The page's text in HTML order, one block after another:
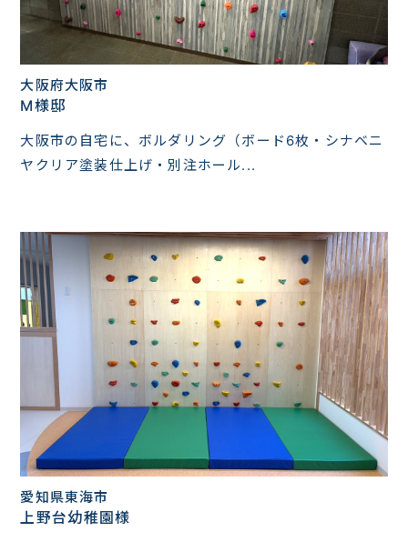
大阪府大阪市
M様邸
大阪市の自宅に、ボルダリング（ボード6枚・シナベニ
ヤクリア塗装仕上げ・別注ホール...
愛知県東海市
上野台幼稚園様